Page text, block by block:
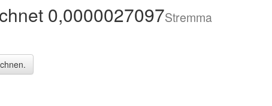
0,0000027097Stremma